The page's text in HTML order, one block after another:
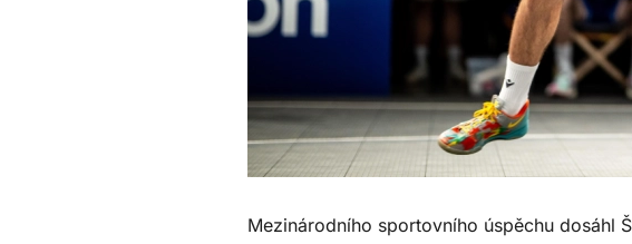
Mezinárodního sportovního úspěchu dosáhl